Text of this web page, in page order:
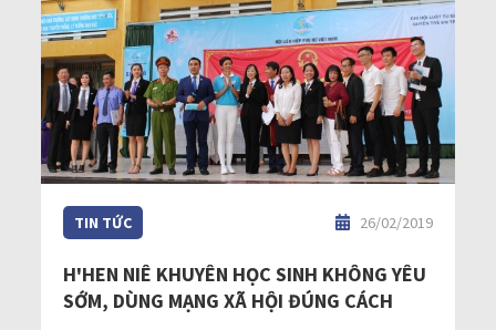
TIN TỨC 26/02/2019
H'HEN NIÊ KHUYÊN HỌC SINH KHÔNG YÊU
SỚM, DÙNG MẠNG XÃ HỘI ĐÚNG CÁCH